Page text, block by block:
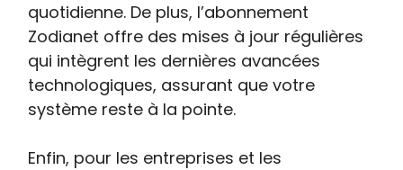
quotidienne. De plus, l’abonnement
Zodianet offre des mises à jour régulières
qui intègrent les dernières avancées
technologiques, assurant que votre
système reste à la pointe.
Enfin, pour les entreprises et les